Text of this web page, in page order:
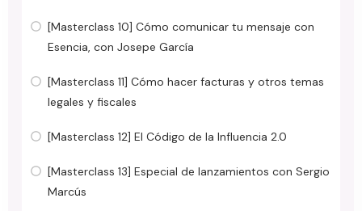
[Masterclass 10] Cómo comunicar tu mensaje con
Esencia, con Josepe García
[Masterclass 11] Cómo hacer facturas y otros temas
legales y fiscales
[Masterclass 12] El Código de la Influencia 2.0
[Masterclass 13] Especial de lanzamientos con Sergio
Marcús